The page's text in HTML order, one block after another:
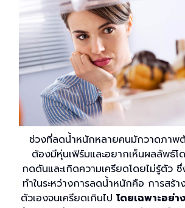
ช่วงที่ลดน้ำหนักหลายคนมักวาดภาพตั
ต้องมีหุ่นเฟิร์มและอยากเห็นผลลัพธ์โ
กดดันและเกิดความเครียดโดยไม่รู้ตัว
ทำในระหว่างการลดน้ำหนักคือ การสร้
ตัวเองจนเครียดเกินไป โดยเฉพาะอย่